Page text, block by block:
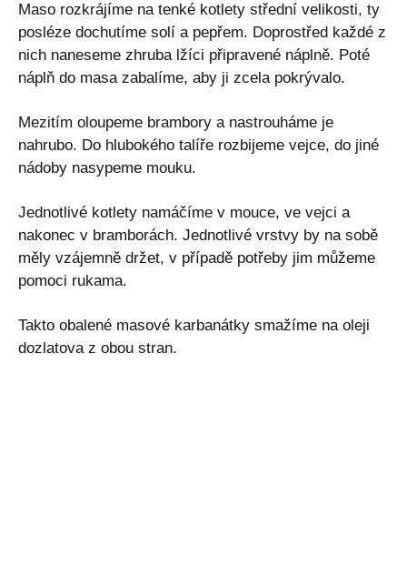
Maso rozkrájíme na tenké kotlety střední velikosti, ty
posléze dochutíme solí a pepřem. Doprostřed každé z
nich naneseme zhruba lžíci připravené náplně. Poté
náplň do masa zabalíme, aby ji zcela pokrývalo.
Mezitím oloupeme brambory a nastrouháme je
nahrubo. Do hlubokého talíře rozbijeme vejce, do jiné
nádoby nasypeme mouku.
Jednotlivé kotlety namáčíme v mouce, ve vejci a
nakonec v bramborách. Jednotlivé vrstvy by na sobě
měly vzájemně držet, v případě potřeby jim můžeme
pomoci rukama.
Takto obalené masové karbanátky smažíme na oleji
dozlatova z obou stran.